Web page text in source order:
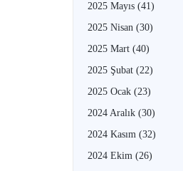
2025 Mayıs (41)
2025 Nisan (30)
2025 Mart (40)
2025 Şubat (22)
2025 Ocak (23)
2024 Aralık (30)
2024 Kasım (32)
2024 Ekim (26)